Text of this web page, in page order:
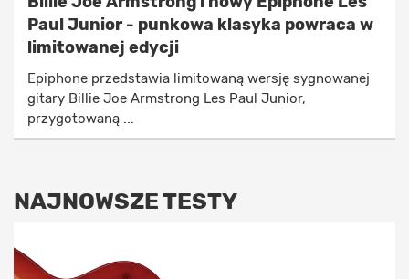
Paul Junior - punkowa klasyka powraca w
limitowanej edycji
Epiphone przedstawia limitowaną wersję sygnowanej
gitary Billie Joe Armstrong Les Paul Junior,
przygotowaną ...
NAJNOWSZE TESTY